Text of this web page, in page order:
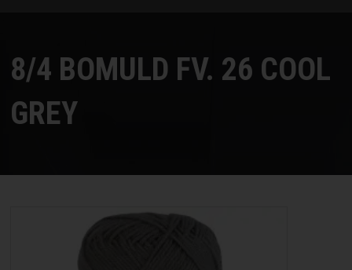
TILBEHØR
BØGER OG HÆFTER
8/4 BOMULD FV. 26 COOL
GREY